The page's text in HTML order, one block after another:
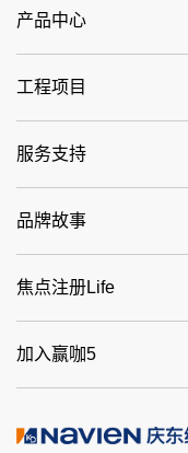
产品中心
工程项目
服务支持
品牌故事
焦点注册Life
加入赢咖5